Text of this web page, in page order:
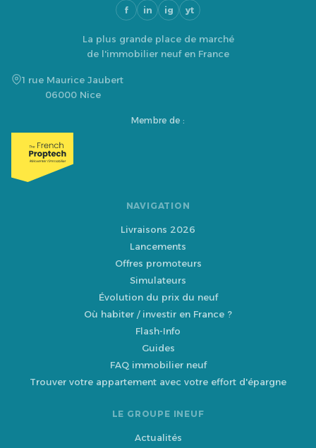
f in ig yt
La plus grande place de marché
de l'immobilier neuf en France
1 rue Maurice Jaubert
06000 Nice
Membre de :
NAVIGATION
Livraisons 2026
Lancements
Offres promoteurs
Simulateurs
Évolution du prix du neuf
Où habiter / investir en France ?
Flash-Info
Guides
FAQ immobilier neuf
Trouver votre appartement avec votre effort d'épargne
LE GROUPE INEUF
Actualités